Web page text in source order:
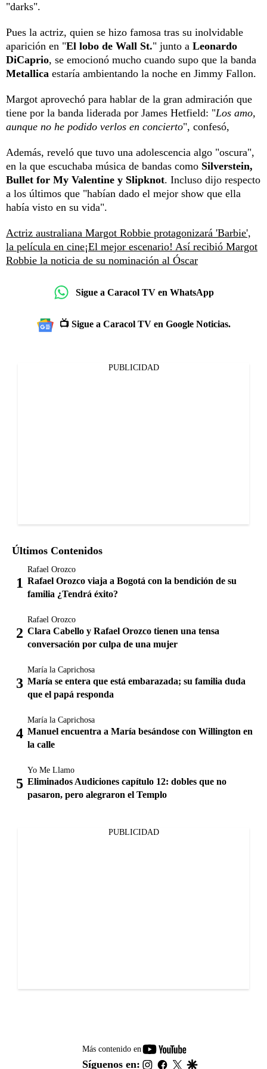
"darks".
Pues la actriz, quien se hizo famosa tras su inolvidable
aparición en "El lobo de Wall St." junto a Leonardo
DiCaprio, se emocionó mucho cuando supo que la banda
Metallica estaría ambientando la noche en Jimmy Fallon.
Margot aprovechó para hablar de la gran admiración que
tiene por la banda liderada por James Hetfield: "Los amo,
aunque no he podido verlos en concierto", confesó,
Además, reveló que tuvo una adolescencia algo "oscura",
en la que escuchaba música de bandas como Silverstein,
Bullet for My Valentine y Slipknot. Incluso dijo respecto
a los últimos que "habían dado el mejor show que ella
había visto en su vida".
Actriz australiana Margot Robbie protagonizará 'Barbie',
la película en cine¡El mejor escenario! Así recibió Margot
Robbie la noticia de su nominación al Óscar
Sigue a Caracol TV en WhatsApp
📺 Sigue a Caracol TV en Google Noticias.
PUBLICIDAD
Últimos Contenidos
Rafael Orozco
Rafael Orozco viaja a Bogotá con la bendición de su
familia ¿Tendrá éxito?
Rafael Orozco
Clara Cabello y Rafael Orozco tienen una tensa
conversación por culpa de una mujer
María la Caprichosa
María se entera que está embarazada; su familia duda
que el papá responda
María la Caprichosa
Manuel encuentra a María besándose con Willington en
la calle
Yo Me Llamo
Eliminados Audiciones capítulo 12: dobles que no
pasaron, pero alegraron el Templo
PUBLICIDAD
Más contenido en
youtube-
footer
Síguenos en: instagram
facebook
twitter